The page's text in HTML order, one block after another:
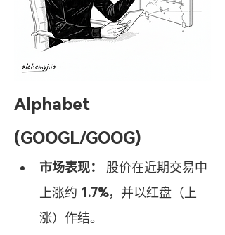
Alphabet
(GOOGL/GOOG)
市场表现：
股价在近期交易中
上涨约 1.7%，并以红盘（上
涨）作结。